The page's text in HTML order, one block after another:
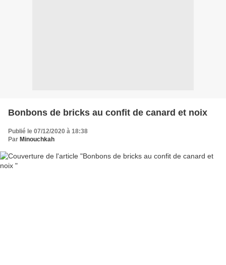
Bonbons de bricks au confit de canard et noix
Publié le 07/12/2020 à 18:38
Par Minouchkah